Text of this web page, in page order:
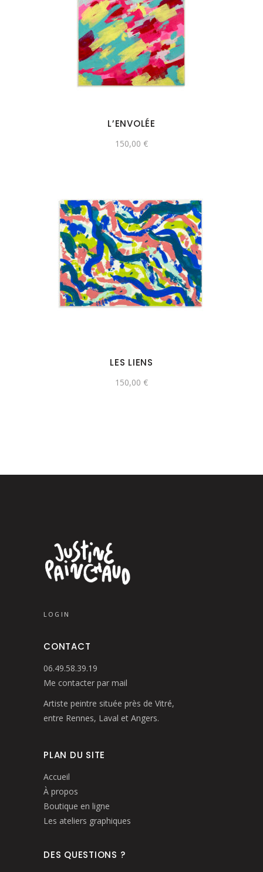
L’ENVOLÉE
150,00 €
LES LIENS
150,00 €
LOGIN
CONTACT
06.49.58.39.19
Me contacter par mail
Artiste peintre située près de Vitré,
entre Rennes, Laval et Angers.
PLAN DU SITE
Accueil
À propos
Boutique en ligne
Les ateliers graphiques
DES QUESTIONS ?